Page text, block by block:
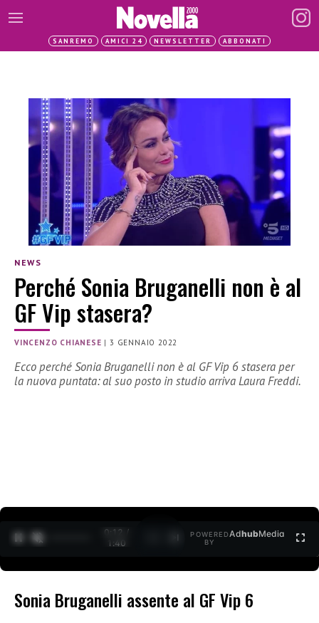
SANREMO AMICI 24 NEWSLETTER ABBONATI
NEWS
Perché Sonia Bruganelli non è al
GF Vip stasera?
VINCENZO CHIANESE |3 GENNAIO 2022
Ecco perché Sonia Bruganelli non è al GF Vip 6 stasera per
la nuova puntata: al suo posto in studio arriva Laura Freddi.
0:13 /
1:40
POWERED
BY
AdhubMedia
Sonia Bruganelli assente al GF Vip 6